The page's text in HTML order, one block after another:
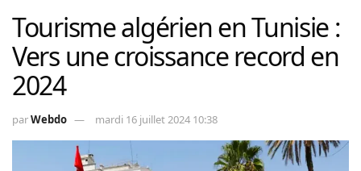
Tourisme algérien en Tunisie :
Vers une croissance record en
2024
parWebdo mardi 16 juillet 2024 10:38